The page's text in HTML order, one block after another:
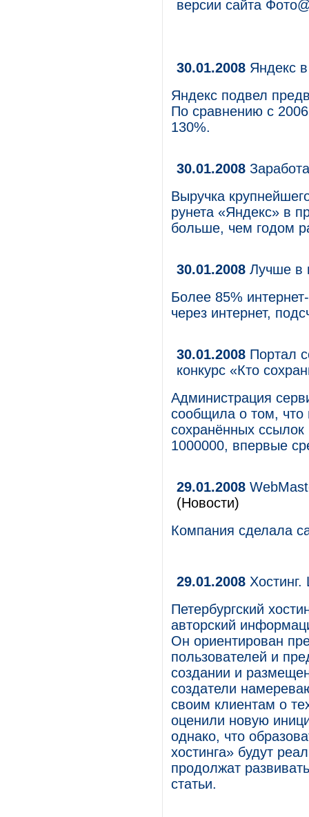
версии сайта
30.01.2008 Яндекс
Яндекс подвел
По сравнению с
130%.
30.01.2008
Выручка
рунета «Яндекс» в
больше, чем годом
30.01.2008 Лучше в
Более 85%
через интернет,
30.01.2008 Портал
конкурс «Кто
Администрация
сообщила о том, что
сохранённых ссылок
1000000, впервые
29.01.2008
(Новости)
Компания сделала
29.01.2008
Петербургский
авторский
Он ориентирован
пользователей и
создании и
создатели
своим клиентам о
оценили новую
однако, что
хостинга» будут
продолжат
статьи.